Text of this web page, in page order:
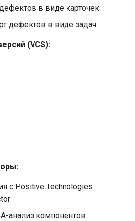
Откат версии чарта
Удаление чарта
Сетевые проходы
Справочник параметров
в виде карточек
дефектов в виде задач
(VCS):
с Positive Technologies
анализ компонентов